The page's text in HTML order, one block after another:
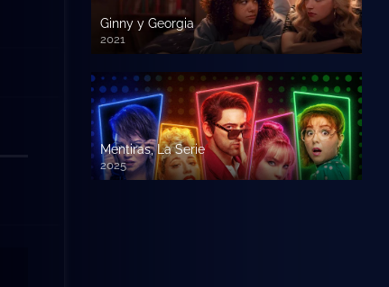
Ginny y Georgia
2021
Mentiras, La Serie
2025